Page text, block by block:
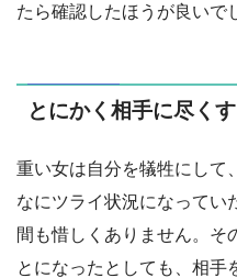
たら確認したほうが良いで
とにかく相手に尽くす
重い女は自分を犠牲にして
なにツライ状況になってい
間も惜しくありません。そ
とになったとしても、相手